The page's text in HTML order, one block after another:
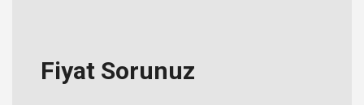
Fiyat Sorunuz